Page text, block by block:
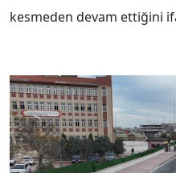
kesmeden devam ettiğini